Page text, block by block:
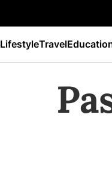
LifestyleTravel